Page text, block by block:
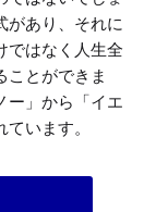
があり、それに
ではなく人生全
ことができま
ー」から「イエ
います。